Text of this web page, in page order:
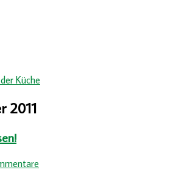
Küche
2011